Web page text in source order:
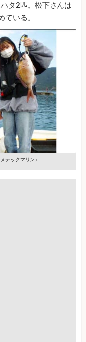
タ2匹。松下さんは
いる。
テックマリン）